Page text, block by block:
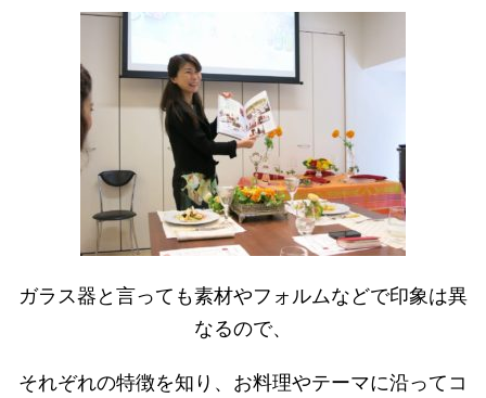
ガラス器と言っても素材やフォルムなどで印象は異
なるので、
それぞれの特徴を知り、お料理やテーマに沿ってコ